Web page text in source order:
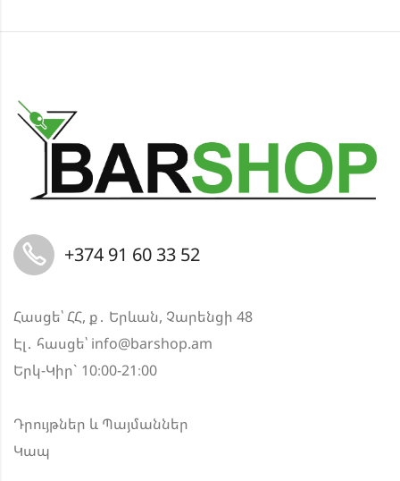
+374 91 60 33 52
Հասցե՝ ՀՀ, ք․ Երևան, Չարենցի 48
Էլ․ հասցե՝ info@barshop.am
Երկ-Կիր` 10։00-21։00
Դրույթներ և Պայմաններ
Կապ